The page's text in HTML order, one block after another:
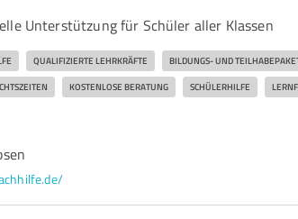
Unterstützung für Schüler aller Klassen
QUALIFIZIERTE LEHRKRÄFTE BILDUNGS- UND
KOSTENLOSE BERATUNG SCHÜLERHILFE